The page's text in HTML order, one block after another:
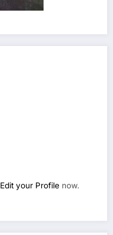
Edit your Profile now.